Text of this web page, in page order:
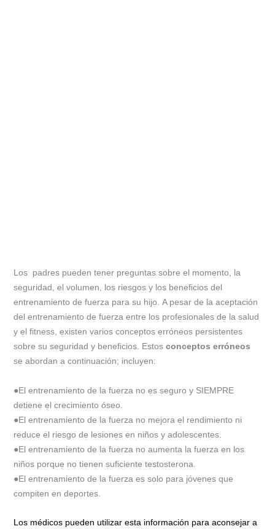
Los padres pueden tener preguntas sobre el momento, la
seguridad, el volumen, los riesgos y los beneficios del
entrenamiento de fuerza para su hijo. A pesar de la aceptación
del entrenamiento de fuerza entre los profesionales de la salud
y el fitness, existen varios conceptos erróneos persistentes
sobre su seguridad y beneficios. Estosconceptos erróneos
se abordan a continuación; incluyen:
●El entrenamiento de la fuerza no es seguro y SIEMPRE
detiene el crecimiento óseo.
●El entrenamiento de la fuerza no mejora el rendimiento ni
reduce el riesgo de lesiones en niños y adolescentes.
●El entrenamiento de la fuerza no aumenta la fuerza en los
niños porque no tienen suficiente testosterona.
●El entrenamiento de la fuerza es solo para jóvenes que
compiten en deportes.
Los médicos pueden utilizar esta información para aconsejar a